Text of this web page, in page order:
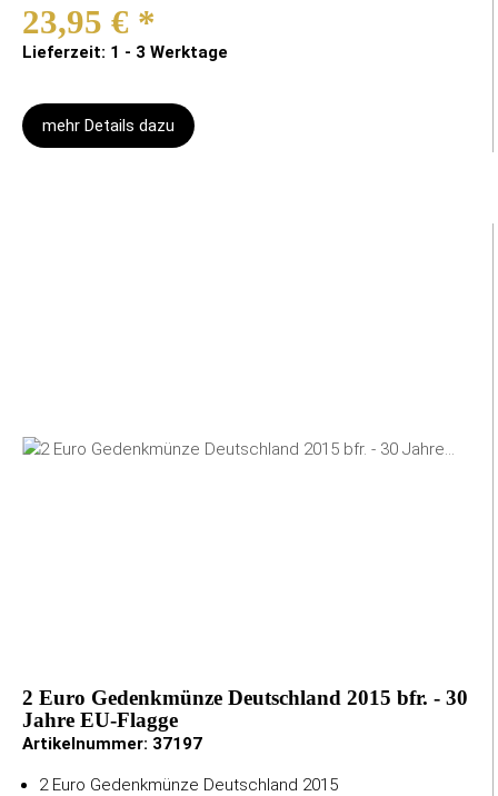
23,95 € *
Lieferzeit: 1 - 3 Werktage
mehr Details dazu
2 Euro Gedenkmünze Deutschland 2015 bfr. - 30
Jahre EU-Flagge
Artikelnummer: 37197
2 Euro Gedenkmünze Deutschland 2015